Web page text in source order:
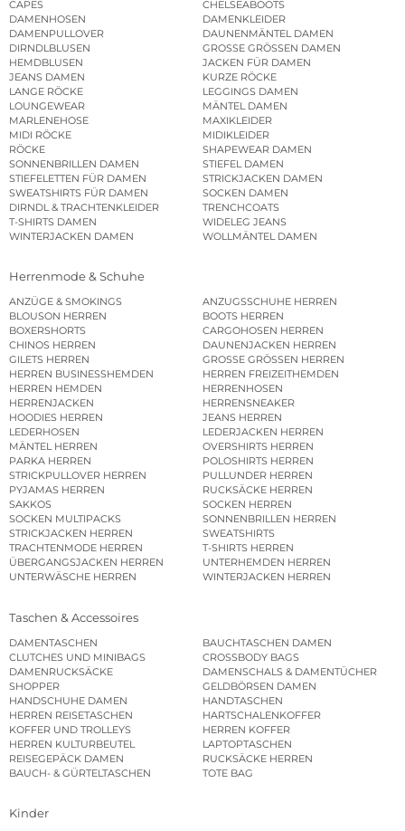
CAPES
CHELSEABOOTS
DAMENHOSEN
DAMENKLEIDER
DAMENPULLOVER
DAUNENMÄNTEL DAMEN
DIRNDLBLUSEN
GROSSE GRÖSSEN DAMEN
HEMDBLUSEN
JACKEN FÜR DAMEN
JEANS DAMEN
KURZE RÖCKE
LANGE RÖCKE
LEGGINGS DAMEN
LOUNGEWEAR
MÄNTEL DAMEN
MARLENEHOSE
MAXIKLEIDER
MIDI RÖCKE
MIDIKLEIDER
RÖCKE
SHAPEWEAR DAMEN
SONNENBRILLEN DAMEN
STIEFEL DAMEN
STIEFELETTEN FÜR DAMEN
STRICKJACKEN DAMEN
SWEATSHIRTS FÜR DAMEN
SOCKEN DAMEN
DIRNDL & TRACHTENKLEIDER
TRENCHCOATS
T-SHIRTS DAMEN
WIDELEG JEANS
WINTERJACKEN DAMEN
WOLLMÄNTEL DAMEN
Herrenmode & Schuhe
ANZÜGE & SMOKINGS
ANZUGSSCHUHE HERREN
BLOUSON HERREN
BOOTS HERREN
BOXERSHORTS
CARGOHOSEN HERREN
CHINOS HERREN
DAUNENJACKEN HERREN
GILETS HERREN
GROSSE GRÖSSEN HERREN
HERREN BUSINESSHEMDEN
HERREN FREIZEITHEMDEN
HERREN HEMDEN
HERRENHOSEN
HERRENJACKEN
HERRENSNEAKER
HOODIES HERREN
JEANS HERREN
LEDERHOSEN
LEDERJACKEN HERREN
MÄNTEL HERREN
OVERSHIRTS HERREN
PARKA HERREN
POLOSHIRTS HERREN
STRICKPULLOVER HERREN
PULLUNDER HERREN
PYJAMAS HERREN
RUCKSÄCKE HERREN
SAKKOS
SOCKEN HERREN
SOCKEN MULTIPACKS
SONNENBRILLEN HERREN
STRICKJACKEN HERREN
SWEATSHIRTS
TRACHTENMODE HERREN
T-SHIRTS HERREN
ÜBERGANGSJACKEN HERREN
UNTERHEMDEN HERREN
UNTERWÄSCHE HERREN
WINTERJACKEN HERREN
Taschen & Accessoires
DAMENTASCHEN
BAUCHTASCHEN DAMEN
CLUTCHES UND MINIBAGS
CROSSBODY BAGS
DAMENRUCKSÄCKE
DAMENSCHALS & DAMENTÜCHER
SHOPPER
GELDBÖRSEN DAMEN
HANDSCHUHE DAMEN
HANDTASCHEN
HERREN REISETASCHEN
HARTSCHALENKOFFER
KOFFER UND TROLLEYS
HERREN KOFFER
HERREN KULTURBEUTEL
LAPTOPTASCHEN
REISEGEPÄCK DAMEN
RUCKSÄCKE HERREN
BAUCH- & GÜRTELTASCHEN
TOTE BAG
Kinder